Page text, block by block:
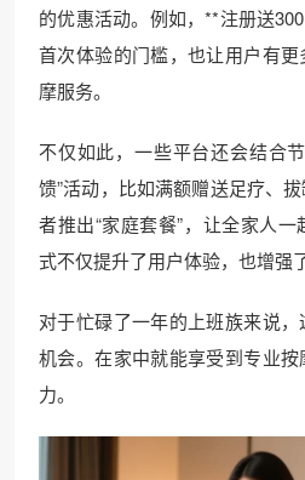
的优惠活动。例如，**注册送
首次体验的门槛，也让用户有
摩服务。
不仅如此，一些平台还会结合
馈”活动，比如满额赠送足疗、
者推出“家庭套餐”，让全家人
式不仅提升了用户体验，也增强
对于忙碌了一年的上班族来说
机会。在家中就能享受到专业
力。